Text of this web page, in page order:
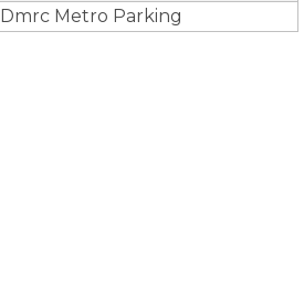
Dmrc Metro Parking